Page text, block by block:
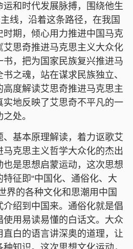
和时代发展脉搏，围绕他生
线，沿着这条路径，在我国
时期，倾心用力推进中国马克
艾思奇推进马克思主义大众化
，把为国家民族复兴推进马
之魂，站在谋求民族独立、
高度解读艾思奇推进马克思主
实地反映了艾思奇不平凡的一
处。
基本原理解读，着力讴歌艾
克思主义哲学大众化的杰出
是思想启蒙运动，这次思想
征即“中国化、通俗化、大
界的各种文化和思潮用中国
绍到中国来。通俗化就是倡
用易读易懂的白话文。大众
白的语言讲深奥的道理，让